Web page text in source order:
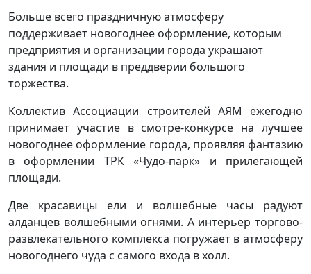
Больше всего праздничную атмосферу
поддерживает новогоднее оформление, которым
предприятия и организации города украшают
здания и площади в преддверии большого
торжества.
Коллектив Ассоциации строителей АЯМ ежегодно
принимает участие в смотре-конкурсе на лучшее
новогоднее оформление города, проявляя фантазию
в оформлении ТРК «Чудо-парк» и прилегающей
площади.
Две красавицы ели и волшебные часы радуют
алданцев волшебными огнями. А интерьер торгово-
развлекательного комплекса погружает в атмосферу
новогоднего чуда с самого входа в холл.